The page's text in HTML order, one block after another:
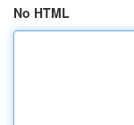
No HTML